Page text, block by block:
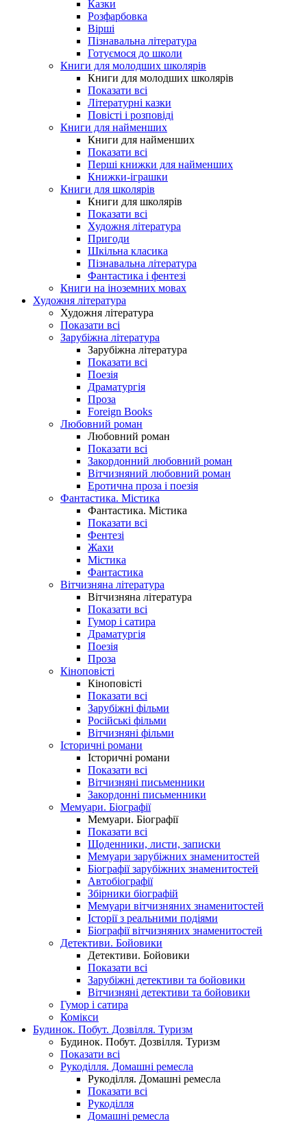
Казки
Розфарбовка
Вірші
Пізнавальна література
Готуємося до школи
Книги для молодших школярів
Книги для молодших школярів
Показати всі
Літературні казки
Повісті і розповіді
Книги для найменших
Книги для найменших
Показати всі
Перші книжки для найменших
Книжки-іграшки
Книги для школярів
Книги для школярів
Показати всі
Художня література
Пригоди
Шкільна класика
Пізнавальна література
Фантастика і фентезі
Книги на іноземних мовах
Художня література
Художня література
Показати всі
Зарубіжна література
Зарубіжна література
Показати всі
Поезія
Драматургія
Проза
Foreign Books
Любовний роман
Любовний роман
Показати всі
Закордонний любовний роман
Вітчизняний любовний роман
Еротична проза і поезія
Фантастика. Містика
Фантастика. Містика
Показати всі
Фентезі
Жахи
Містика
Фантастика
Вітчизняна література
Вітчизняна література
Показати всі
Гумор і сатира
Драматургія
Поезія
Проза
Кіноповісті
Кіноповісті
Показати всі
Зарубіжні фільми
Російські фільми
Вітчизняні фільми
Історичні романи
Історичні романи
Показати всі
Вітчизняні письменники
Закордонні письменники
Мемуари. Біографії
Мемуари. Біографії
Показати всі
Щоденники, листи, записки
Мемуари зарубіжних знаменитостей
Біографії зарубіжних знаменитостей
Автобіографії
Збірники біографій
Мемуари вітчизняних знаменитостей
Історії з реальними подіями
Біографії вітчизняних знаменитостей
Детективи. Бойовики
Детективи. Бойовики
Показати всі
Зарубіжні детективи та бойовики
Вітчизняні детективи та бойовики
Гумор і сатира
Комікси
Будинок. Побут. Дозвілля. Туризм
Будинок. Побут. Дозвілля. Туризм
Показати всі
Рукоділля. Домашні ремесла
Рукоділля. Домашні ремесла
Показати всі
Рукоділля
Домашні ремесла